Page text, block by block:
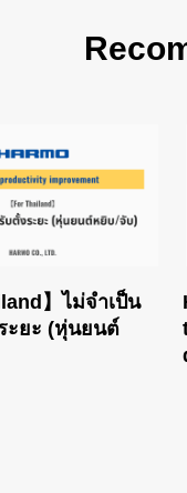
】ไม่จำเป็น
ะยะ (หุ่นยนต์